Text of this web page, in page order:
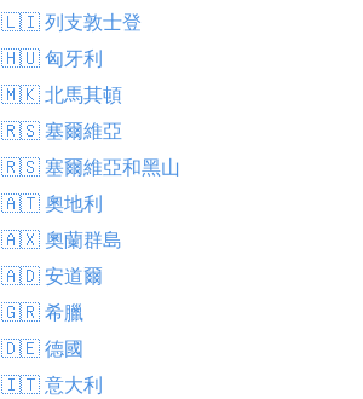
🇱🇮 列支敦士登
🇭🇺 匈牙利
🇲🇰 北馬其頓
🇷🇸 塞爾維亞
🇷🇸 塞爾維亞和黑山
🇦🇹 奧地利
🇦🇽 奧蘭群島
🇦🇩 安道爾
🇬🇷 希臘
🇩🇪 德國
🇮🇹 意大利